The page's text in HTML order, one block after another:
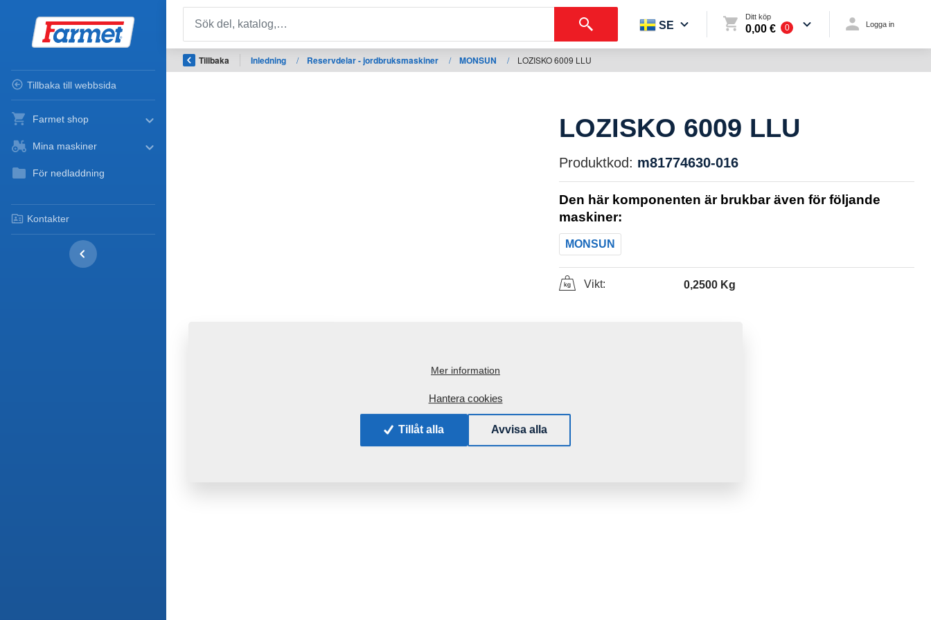
Tillbaka till webbsida
Farmet shop
Mina maskiner
För nedladdning
Kontakter
SE
Ditt köp
0,00 € 0 Logga in
Tillbaka Inledning / Reservdelar - jordbruksmaskiner / MONSUN / LOZISKO 6009 LLU
LOZISKO 6009 LLU
Produktkod: m81774630-016
Den här komponenten är brukbar även för följande
maskiner:
MONSUN
Vikt: 0,2500 Kg
Mer information
Hantera cookies
Tillåt alla Avvisa alla